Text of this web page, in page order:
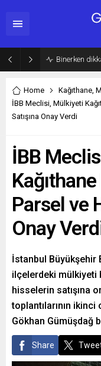
Home Kağıthane
İBB Meclisi, Mülkiyeti
Satışına Onay Verdi
İBB
Parsel ve
Onay
İstanbul Büyükşehir
ilçelerdeki mülkiyeti
hisselerin satışına
toplantılarının
Gökhan Gümüşdağ
Share